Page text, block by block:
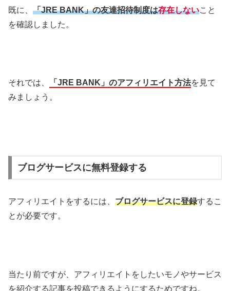
既に、 「JRE BANK」の友達招待制度は存在しないこと
を確認しました。
それでは、 「JRE BANK」のアフィリエイト方法を見て
みましょう。
ブログサービスに無料登録する
アフィリエイトをするには、 ブログサービスに登録するこ
とが必要です。
当たり前ですが、アフィリエイトをしたいモノやサービス
を紹介する記事を投稿できるようにするためですね。